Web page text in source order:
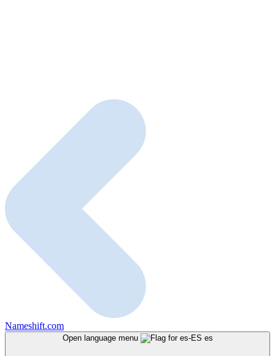
Nameshift.com
Open language menu es